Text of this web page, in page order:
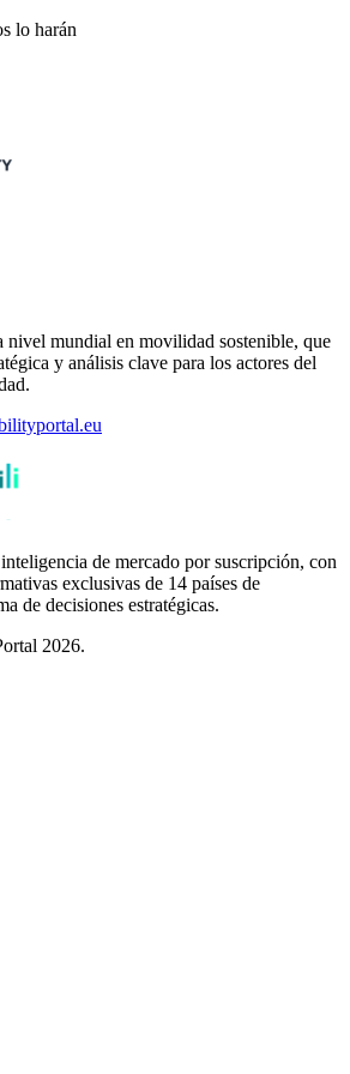
lo harán
nivel mundial en movilidad sostenible, que
y análisis clave para los actores del
de mercado por suscripción, con
exclusivas de 14 países de
de decisiones estratégicas.
2026.